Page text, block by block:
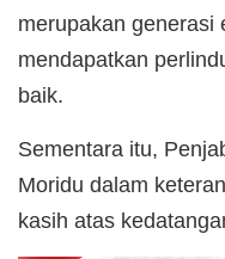
merupakan generasi
mendapatkan
baik.
Sementara itu,
Moridu dalam
kasih atas